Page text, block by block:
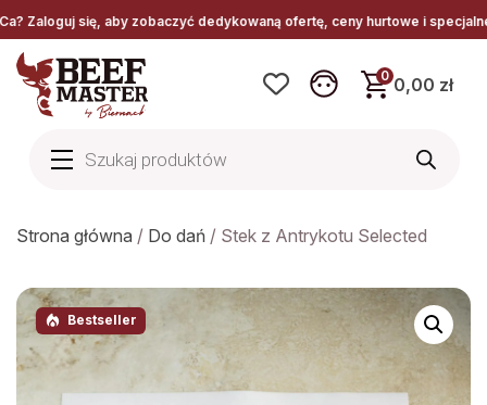
się, aby zobaczyć dedykowaną ofertę, ceny hurtowe i specjalne
produktów
0 0,00 zł
Strona główna / Do dań / Stek z Antrykotu Selected
Bestseller